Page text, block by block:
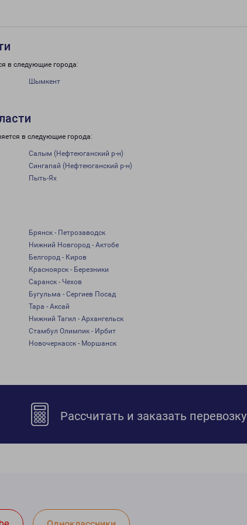
в следующие города:
Шымкент
в следующие города:
Салым (Нефтеюганский р-н)
Сингапай (Нефтеюганский р-н)
Пыть-Ях
Брянск - Петрозаводск
Нижний Новгород - Актобе
Белгород - Киров
Красноярск - Березники
Саранск - Чехов
Бугульма - Сергиев Посад
Тара - Аксай
Нижний Тагил - Архангельск
Стамбул Олимпик - Ирбит
Новочеркасск - Моршанск
Рассчитать и заказать перевозку